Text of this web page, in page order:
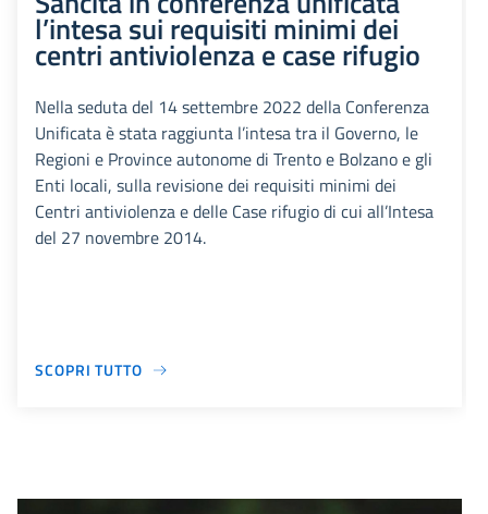
l’intesa sui requisiti minimi dei
centri antiviolenza e case rifugio
Nella seduta del 14 settembre 2022 della Conferenza
Unificata è stata raggiunta l’intesa tra il Governo, le
Regioni e Province autonome di Trento e Bolzano e gli
Enti locali, sulla revisione dei requisiti minimi dei
Centri antiviolenza e delle Case rifugio di cui all’Intesa
del 27 novembre 2014.
SCOPRI TUTTO